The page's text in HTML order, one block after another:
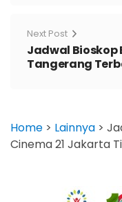
Next Post
Jadwal Bioskop
Tangerang
Home > Lainnya >
Cinema 21 Jakarta